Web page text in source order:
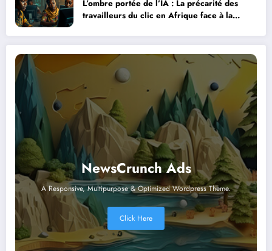
L’ombre portée de l’IA : La précarité des
travailleurs du clic en Afrique face à la
NewsCrunch Ads
A Responsive, Multipurpose & Optimized Wordpress Theme.
Click Here